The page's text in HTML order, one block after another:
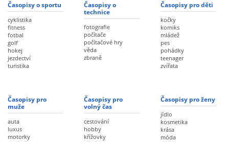
Časopisy o sportu
cyklistika
fitness
fotbal
golf
hokej
jezdectví
turistika
Časopisy o
technice
fotografie
počítače
počítačové hry
věda
zbraně
Časopisy pro děti
kočky
komiks
mládež
pes
pohádky
teenager
zvířata
Časopisy pro
muže
auta
luxus
motorky
Časopisy pro
volný čas
cestování
hobby
křížovky
Časopisy pro ženy
jídlo
kosmetika
krása
móda